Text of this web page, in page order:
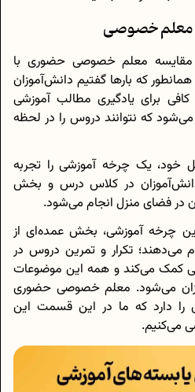
معلم خصوصی
مقایسه معلم خصوصی حضوری با
که بارها گفتیم دانش‌آموزان
برای یادگیری مطالب آموزشی
که نتوانند دروس را در لحظه
خود، یک چرخه آموزشی را تجربه
دانش‌آموزان در کلاس درس و بخش
در فضای منزل انجام می‌شود.
چرخه آموزشی، بخش عمده‌ای از
می‌دهند؛ تکرار و تمرین دروس در
کمک می‌کند و همه این موضوعات
می‌شود. معلم خصوصی حضوری
دارد که ما در این قسمت این
می‌کنیم.